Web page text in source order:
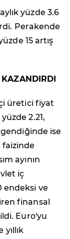
yüzde 3.6
Perakende
15 artış
üretici fiyat
2.21,
ise
faizinde
ayının
iç
endeksi ve
finansal
Euro'yu
yıllık